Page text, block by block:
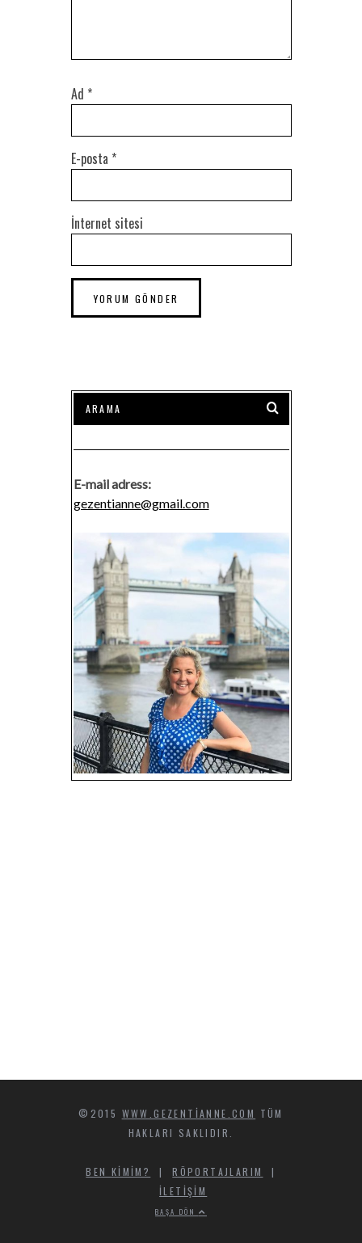
Ad *
E-posta *
İnternet sitesi
E-mail adress:
gezentianne@gmail.com
©2015 WWW.GEZENTIANNE.COM TÜM
HAKLARI SAKLIDIR.
BEN KIMIM? |RÖPORTAJLARIM
|
İLETIŞIM
BAŞA DÖN